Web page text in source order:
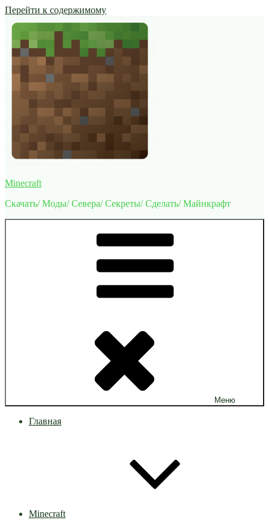
Перейти к содержимому
Minecraft
Скачать/ Моды/ Севера/ Секреты/ Сделать/ Майнкрафт
Меню
Главная
Minecraft